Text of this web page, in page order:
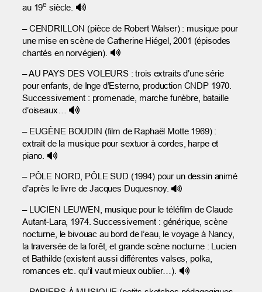
au 19e siècle.
– CENDRILLON (pièce de Robert Walser) : musique pour
une mise en scène de Catherine Hiégel, 2001 (épisodes
chantés en norvégien).
– AU PAYS DES VOLEURS : trois extraits d’une série
pour enfants, de Inge d’Esterno, production CNDP 1970.
Successivement : promenade, marche funèbre, bataille
d’oiseaux…
– EUGÈNE BOUDIN (film de Raphaël Motte 1969) :
extrait de la musique pour sextuor à cordes, harpe et
piano.
– PÔLE NORD, PÔLE SUD (1994) pour un dessin animé
d’après le livre de Jacques Duquesnoy.
– LUCIEN LEUWEN, musique pour le téléfilm de Claude
Autant-Lara, 1974. Successivement : générique, scène
nocturne, le bivouac au bord de l’eau, le voyage à Nancy,
la traversée de la forêt, et grande scène nocturne : Lucien
et Bathilde (existent aussi différentes valses, polka,
romances etc. qu’il vaut mieux oublier…).